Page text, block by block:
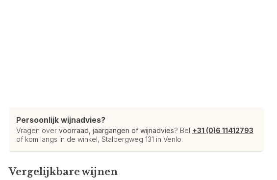
Persoonlijk wijnadvies?
Vragen over voorraad, jaargangen of wijnadvies? Bel +31 (0)6 11412793
of kom langs in de winkel, Stalbergweg 131 in Venlo.
Vergelijkbare wijnen